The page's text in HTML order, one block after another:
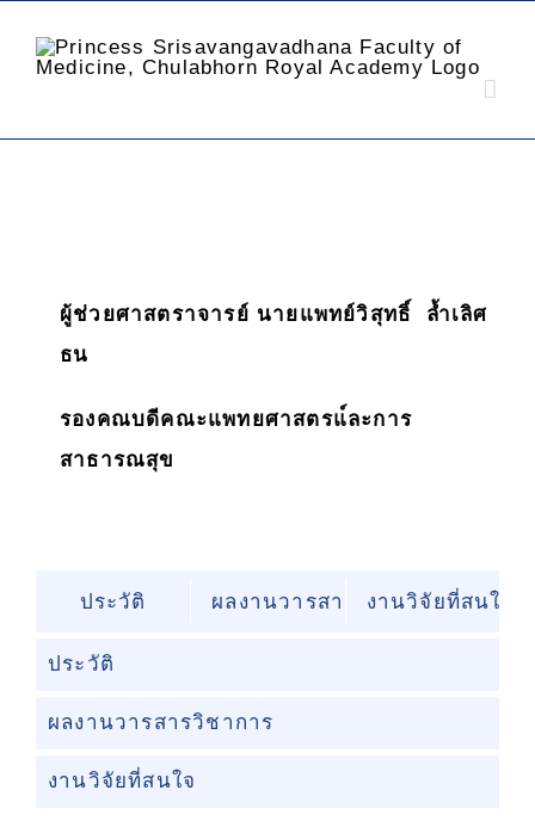
ผู้ช่วยศาสตราจารย์ นายแพทย์วิสุทธิ์ ล้ำเลิศ
ธน
รองคณบดีคณะแพทยศาสตรแ์ละการ
สาธารณสุข
ประวัติ ผลงานวารสารวิชาการงานวิจัยที่สนใจ
ประวัติ
ผลงานวารสารวิชาการ
งานวิจัยที่สนใจ